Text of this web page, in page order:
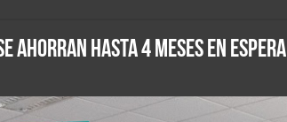
ahorran hasta 4 meses en espera